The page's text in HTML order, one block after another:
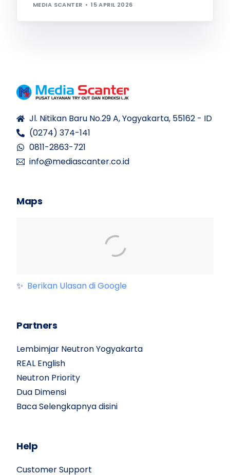
MEDIA SCANTER 15 APRIL 2026
Jl. Nitikan Baru No.29 A, Yogyakarta, 55162 - ID
(0274) 374-141
0811-2863-721
info@mediascanter.co.id
Maps
✨ Berikan Ulasan di Google
Partners
Lembimjar Neutron Yogyakarta
REAL English
Neutron Priority
Dua Dimensi
Baca Selengkapnya disini
Help
Customer Support